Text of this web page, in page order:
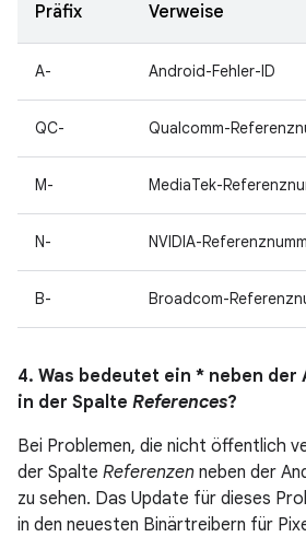
Präfix Verweise
A- Android-Fehler-ID
QC- Qualcomm-
M- MediaTek-
N- NVIDIA-
B- Broadcom-
4. Was bedeutet ein * neben der
in der Spalte References?
Bei Problemen, die nicht öffentlich
der Spalte Referenzen neben der
zu sehen. Das Update für dieses
in den neuesten Binärtreibern für